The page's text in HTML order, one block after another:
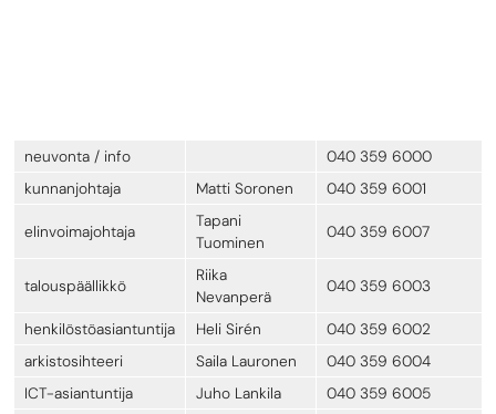
neuvonta / info
040 359 6000
kunnanjohtaja
Matti Soronen 040 359 6001
elinvoimajohtaja
Tapani
Tuominen
040 359 6007
talouspäällikkö
Riika
Nevanperä
040 359 6003
henkilöstöasiantuntija Heli Sirén
040 359 6002
arkistosihteeri
Saila Lauronen
040 359 6004
ICT-asiantuntija
Juho Lankila
040 359 6005